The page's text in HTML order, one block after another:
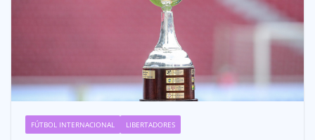
FÚTBOL INTERNACIONAL LIBERTADORES